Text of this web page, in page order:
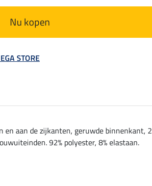
Nu kopen
STORE
en aan de zijkanten, geruwde binnenkant, 2
92% polyester, 8% elastaan.